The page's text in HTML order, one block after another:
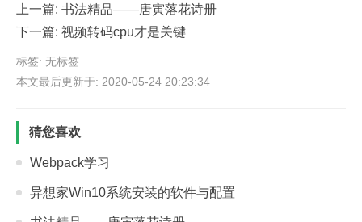
上一篇: 书法精品——唐寅落花诗册
下一篇: 视频转码cpu才是关键
标签: 无标签
本文最后更新于: 2020-05-24 20:23:34
猜您喜欢
Webpack学习
异想家Win10系统安装的软件与配置